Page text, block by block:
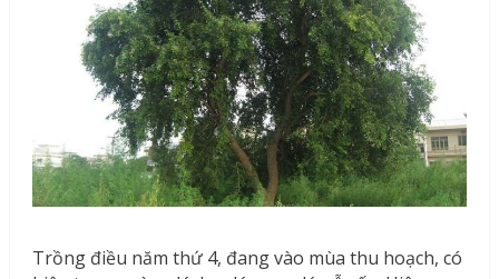
Trồng điều năm thứ 4, đang vào mùa thu hoạch, có